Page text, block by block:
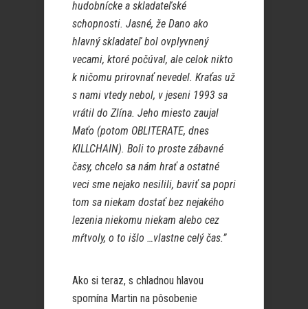
hudobnícke a skladateľské
schopnosti. Jasné, že Dano ako
hlavný skladateľ bol ovplyvnený
vecami, ktoré počúval, ale celok nikto
k ničomu prirovnať nevedel. Kraťas už
s nami vtedy nebol, v jeseni 1993 sa
vrátil do Zlína. Jeho miesto zaujal
Maťo (potom OBLITERATE, dnes
KILLCHAIN). Boli to proste zábavné
časy, chcelo sa nám hrať a ostatné
veci sme nejako nesilili, baviť sa popri
tom sa niekam dostať bez nejakého
lezenia niekomu niekam alebo cez
mŕtvoly, o to išlo …vlastne celý čas.”
Ako si teraz, s chladnou hlavou
spomína Martin na pôsobenie